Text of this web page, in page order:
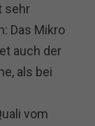
sehr
Das Mikro
auch der
als bei
vom